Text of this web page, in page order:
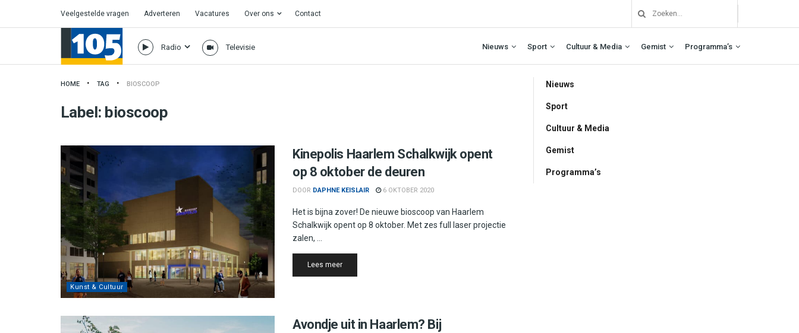
Veelgestelde vragen Adverteren Vacatures Over ons Contact
Radio Televisie Nieuws Sport Cultuur & Media Gemist Programma’s
HOME TAG BIOSCOOP
Label: bioscoop
Kunst & Cultuur
Kinepolis Haarlem Schalkwijk opent
op 8 oktober de deuren
DOOR DAPHNE KEISLAIR 6 OKTOBER 2020
Het is bijna zover! De nieuwe bioscoop van Haarlem
Schalkwijk opent op 8 oktober. Met zes full laser projectie
zalen, ...
Lees meerDetails
Avondje uit in Haarlem? Bij
Nieuws
Sport
Cultuur & Media
Gemist
Programma’s